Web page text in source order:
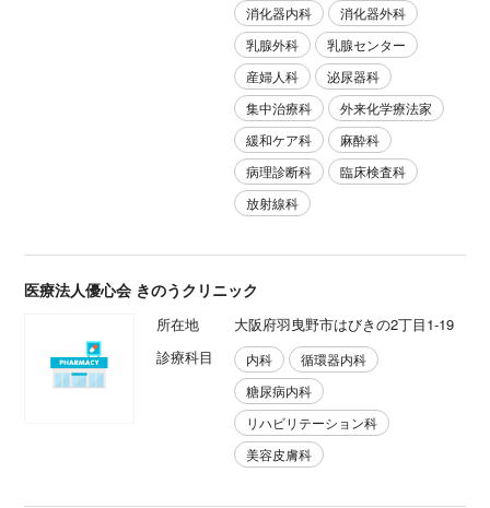
消化器内科
消化器外科
乳腺外科
乳腺センター
産婦人科
泌尿器科
集中治療科
外来化学療法家
緩和ケア科
麻酔科
病理診断科
臨床検査科
放射線科
医療法人優心会 きのうクリニック
所在地
大阪府羽曳野市はびきの2丁目1-19
診療科目
内科
循環器内科
糖尿病内科
リハビリテーション科
美容皮膚科